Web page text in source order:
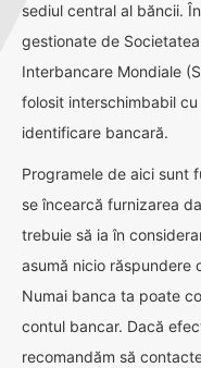
sediul central al băncii.
gestionate de
Interbancare Mondiale
folosit interschimbabil
identificare bancară.
Programele de aici sunt
se încearcă furnizarea
trebuie să ia în
asumă nicio răspundere
Numai banca ta poate
contul bancar. Dacă
recomandăm să